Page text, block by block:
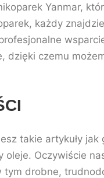
Yanmar,
każdy
dzięki czemu
takie artykuły
Oczywiście
drobne,